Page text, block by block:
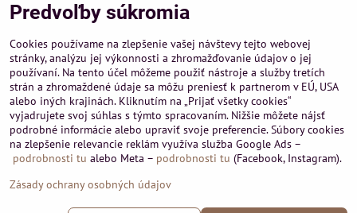
Sídlo firmy :
Hurbanová 3807/21, 03601 Martin
Prevádzka a obchodné informácie :
A-PEMA, s.r.o.
Severná 14, 03601 Martin
+421 911 532545
+421 903 807209
©2026Copyright
Predvoľby súkromia
Cookies používame na zlepšenie vašej návštevy tejto webovej
stránky, analýzu jej výkonnosti a zhromažďovanie údajov o jej
používaní. Na tento účel môžeme použiť nástroje a služby tretích
strán a zhromaždené údaje sa môžu preniesť k partnerom v EÚ, USA
alebo iných krajinách. Kliknutím na „Prijať všetky cookies“
vyjadrujete svoj súhlas s týmto spracovaním. Nižšie môžete nájsť
podrobné informácie alebo upraviť svoje preferencie. Súbory cookies
na zlepšenie relevancie reklám využíva služba Google Ads –
podrobnosti tu alebo Meta – podrobnosti tu (Facebook, Instagram).
Zásady ochrany osobných údajov